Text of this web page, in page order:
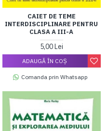
CAIET DE TEME
INTERDISCIPLINARE PENTRU
CLASA A III-A
5,00 Lei
ADAUGĂ ÎN COŞ
Comanda prin Whatsapp